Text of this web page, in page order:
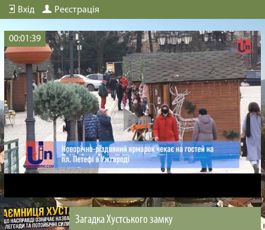
Вхід Реєстрація
00:01:39
Загадка Хустського замку